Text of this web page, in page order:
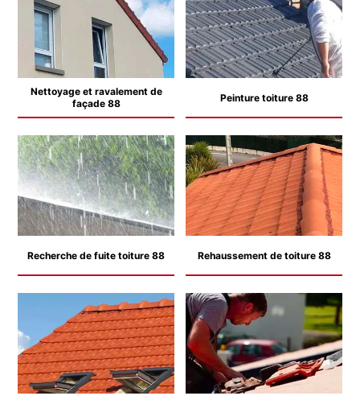
Nettoyage et ravalement de
façade 88
Peinture toiture 88
Recherche de fuite toiture 88 Rehaussement de toiture 88